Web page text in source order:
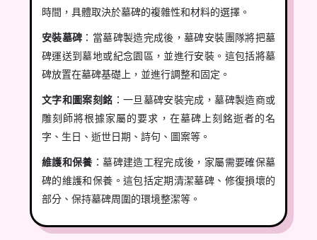
時間，具體取決於墓碑的複雜性和材料的選擇。
安裝墓碑 ：當墓碑製造完成後，墓碑安裝團隊將把墓
碑運送到墓地或紀念園區，並進行安裝。這包括將墓
碑放置在墓碑基礎上，並進行調整和固定。
文字和圖案刻銘 ：一旦墓碑安裝完成，墓碑製造商或
雕刻師將根據家屬的要求，在墓碑上刻銘逝者的名
字、生日、逝世日期、詩句、圖案等。
維護和保養 ：墓碑建造工程完成後，家屬需要確保墓
碑的維護和保養。這包括定期清潔墓碑、修復損壞的
部分、保持墓碑周圍的環境整潔等。